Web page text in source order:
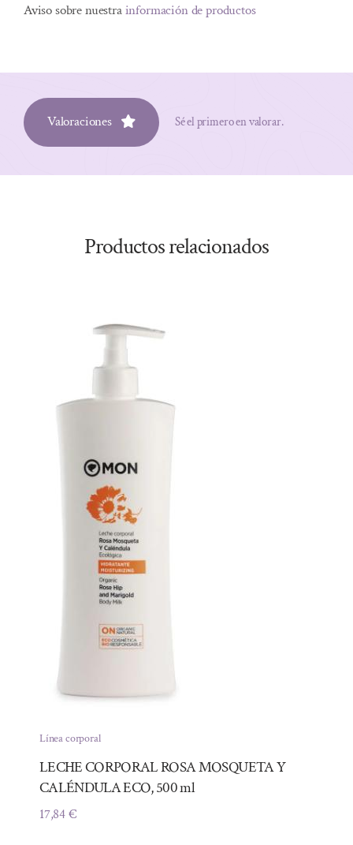
Aviso sobre nuestrainformación de productos
Valoraciones Sé el primero en valorar.
Productos relacionados
Línea corporal
LECHE CORPORAL ROSA MOSQUETA Y
CALÉNDULA ECO, 500 ml
17,84€